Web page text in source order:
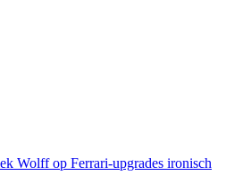
Wolff op Ferrari-upgrades ironisch